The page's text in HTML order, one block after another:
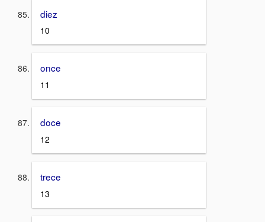
diez
10
once
11
doce
12
trece
13